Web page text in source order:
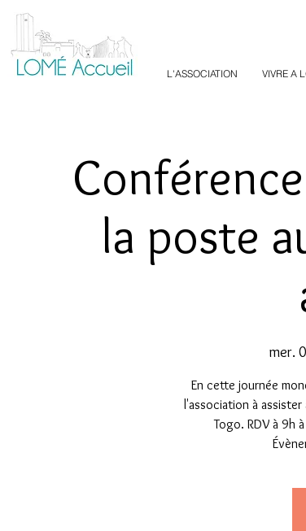
L'ASSOCIATION VIVRE A
la poste
mer.
En cette journée
l'association à
Togo. RDV à 9h